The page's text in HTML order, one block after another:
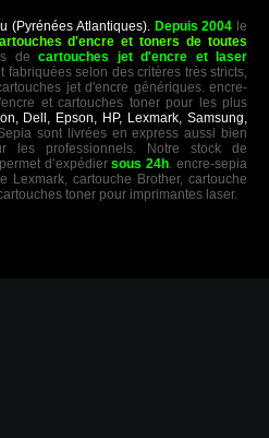
(Pyrénées Atlantiques). Depuis 2004 le
d'encre et toners de toutes
de cartouches jet d'encre et laser
fabriquées selon des critères très stricts,
jet d'encre génériques. encre-
et cartouches toner pour les plus
Dell, Epson, HP, Lexmark, Samsung,
sont livrées en express aussi bien
les professionnels. Notre stock de
d’expédiersous 24h. encre-sepia
cartouche Brother, cartouche
toner pour imprimantes laser.